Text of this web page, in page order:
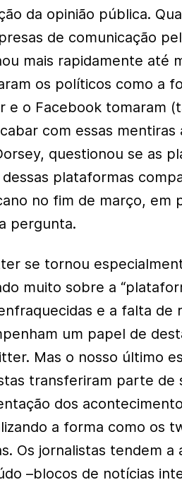
da opinião pública.
de comunicação
mais rapidamente até
os políticos como a
e o Facebook tomaram
com essas
questionou se as
dessas plataformas
no fim de março, em
pergunta.
se tornou
muito sobre a
e a falta de
um papel de
Mas o nosso último
transferiram parte de
dos
a forma como os
Os jornalistas tendem
–blocos de notícias